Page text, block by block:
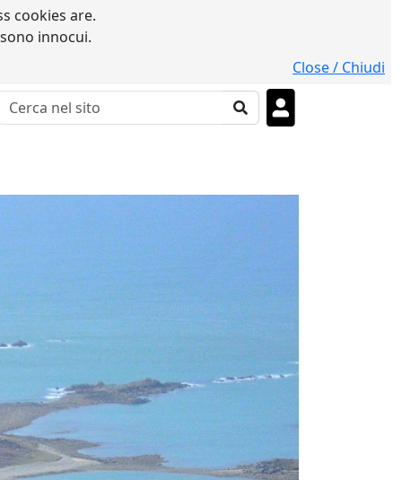
cookies are.
innocui.
Close / Chiudi